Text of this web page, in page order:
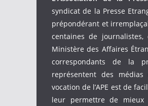
syndicat de la Presse
prépondérant et
centaines de
Ministère des Affaires
correspondants de la
représentent des
vocation de l’APE est de
leur permettre de mieux